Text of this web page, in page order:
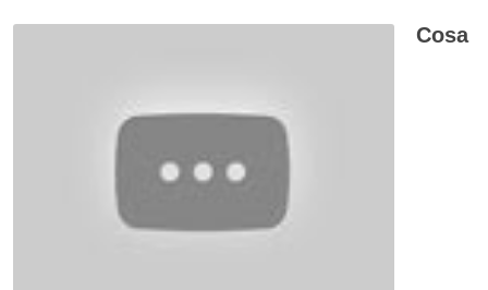
Cosa